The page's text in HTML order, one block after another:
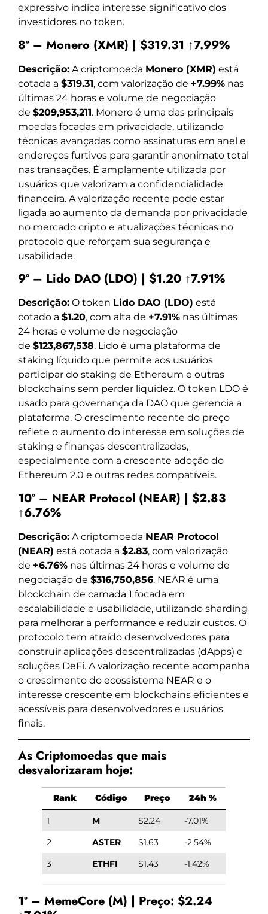
expressivo indica interesse significativo dos
investidores no token.
8º – Monero (XMR) | $319.31 ↑7.99%
Descrição: A criptomoeda Monero (XMR) está
cotada a $319.31, com valorização de +7.99% nas
últimas 24 horas e volume de negociação
de $209,953,211. Monero é uma das principais
moedas focadas em privacidade, utilizando
técnicas avançadas como assinaturas em anel e
endereços furtivos para garantir anonimato total
nas transações. É amplamente utilizada por
usuários que valorizam a confidencialidade
financeira. A valorização recente pode estar
ligada ao aumento da demanda por privacidade
no mercado cripto e atualizações técnicas no
protocolo que reforçam sua segurança e
usabilidade.
9º – Lido DAO (LDO) | $1.20 ↑7.91%
Descrição: O token Lido DAO (LDO) está
cotado a $1.20, com alta de +7.91% nas últimas
24 horas e volume de negociação
de $123,867,538. Lido é uma plataforma de
staking líquido que permite aos usuários
participar do staking de Ethereum e outras
blockchains sem perder liquidez. O token LDO é
usado para governança da DAO que gerencia a
plataforma. O crescimento recente do preço
reflete o aumento do interesse em soluções de
staking e finanças descentralizadas,
especialmente com a crescente adoção do
Ethereum 2.0 e outras redes compatíveis.
10º – NEAR Protocol (NEAR) | $2.83
↑6.76%
Descrição: A criptomoeda NEAR Protocol
(NEAR) está cotada a $2.83, com valorização
de +6.76% nas últimas 24 horas e volume de
negociação de $316,750,856. NEAR é uma
blockchain de camada 1 focada em
escalabilidade e usabilidade, utilizando sharding
para melhorar a performance e reduzir custos. O
protocolo tem atraído desenvolvedores para
construir aplicações descentralizadas (dApps) e
soluções DeFi. A valorização recente acompanha
o crescimento do ecossistema NEAR e o
interesse crescente em blockchains eficientes e
acessíveis para desenvolvedores e usuários
finais.
As Criptomoedas que mais
desvalorizaram hoje:
Rank Código Preço 24h %
1 M $2.24
-7.01%
2
ASTER $1.63
-2.54%
3
ETHFI $1.43 -1.42%
1º – MemeCore (M) | Preço: $2.24